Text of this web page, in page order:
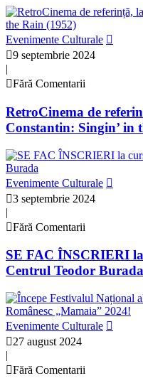
Evenimente Culturale
9 septembrie 2024
|
Fără Comentarii
RetroCinema de
Constantin: Singin’ in
Evenimente Culturale
3 septembrie 2024
|
Fără Comentarii
SE FAC ÎNSCRIERI
Centrul Teodor Burada
Evenimente Culturale
27 august 2024
|
Fără Comentarii